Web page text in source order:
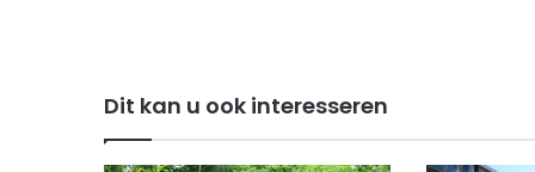
Dit kan u ook interesseren